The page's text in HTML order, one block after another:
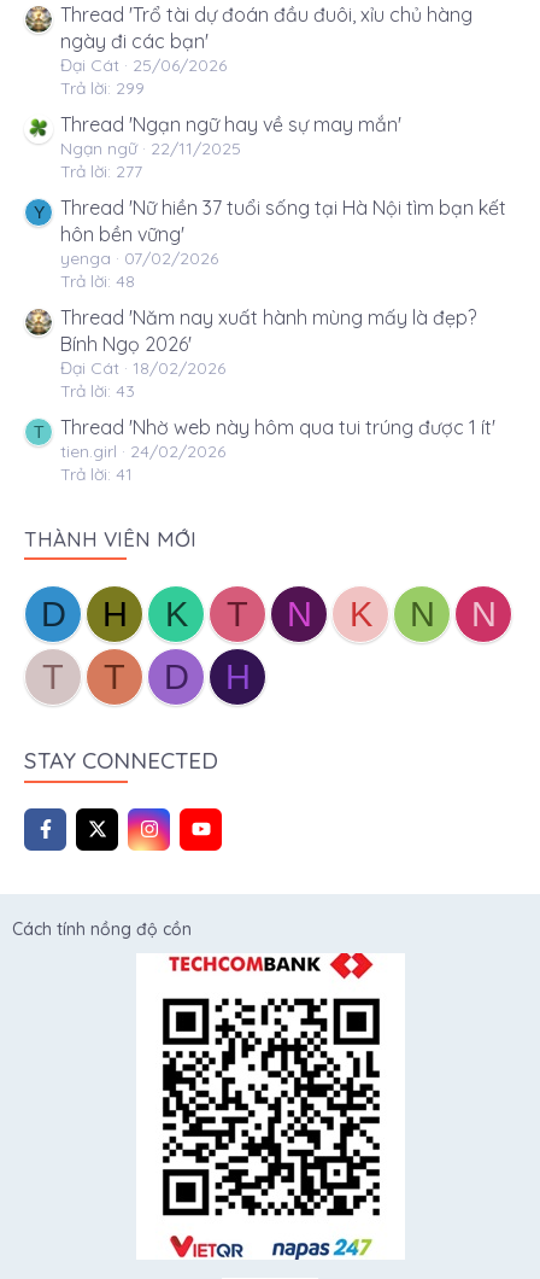
Thread 'Trổ tài dự đoán đầu đuôi, xỉu chủ hàng
ngày đi các bạn'
Đại Cát
25/06/2026
Trả lời: 299
Thread 'Ngạn ngữ hay về sự may mắn'
Ngạn ngữ
22/11/2025
Trả lời: 277
Y
Thread 'Nữ hiền 37 tuổi sống tại Hà Nội tìm bạn kết
hôn bền vững'
yenga
07/02/2026
Trả lời: 48
Thread 'Năm nay xuất hành mùng mấy là đẹp?
Bính Ngọ 2026'
Đại Cát
18/02/2026
Trả lời: 43
T Thread 'Nhờ web này hôm qua tui trúng được 1 ít'
tien.girl
24/02/2026
Trả lời: 41
THÀNH VIÊN MỚI
D H K T N K N
N
T
T D H
STAY CONNECTED
Cách tính nồng độ cồn